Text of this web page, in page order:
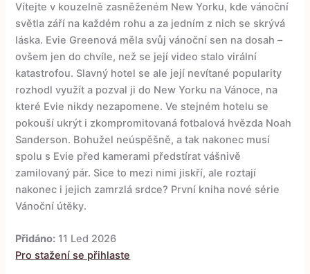
Vítejte v kouzelně zasněženém New Yorku, kde vánoční
světla září na každém rohu a za jedním z nich se skrývá
láska. Evie Greenová měla svůj vánoční sen na dosah –
ovšem jen do chvíle, než se její video stalo virální
katastrofou. Slavný hotel se ale její nevítané popularity
rozhodl využít a pozval ji do New Yorku na Vánoce, na
které Evie nikdy nezapomene. Ve stejném hotelu se
pokouší ukrýt i zkompromitovaná fotbalová hvězda Noah
Sanderson. Bohužel neúspěšně, a tak nakonec musí
spolu s Evie před kamerami předstírat vášnivě
zamilovaný pár. Sice to mezi nimi jiskří, ale roztají
nakonec i jejich zamrzlá srdce? První kniha nové série
Vánoční útěky.
Přidáno: 11 Led 2026
Pro stažení se přihlaste